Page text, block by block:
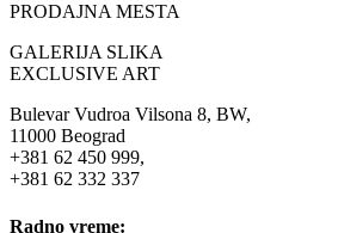
PRODAJNA MESTA
GALERIJA SLIKA
EXCLUSIVE ART
Bulevar Vudroa Vilsona 8, BW,
11000 Beograd
+381 62 450 999,
+381 62 332 337
Radno vreme: